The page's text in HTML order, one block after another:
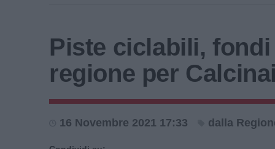
Piste ciclabili,
regione per
16 Novembre 2021 17:33 dalla